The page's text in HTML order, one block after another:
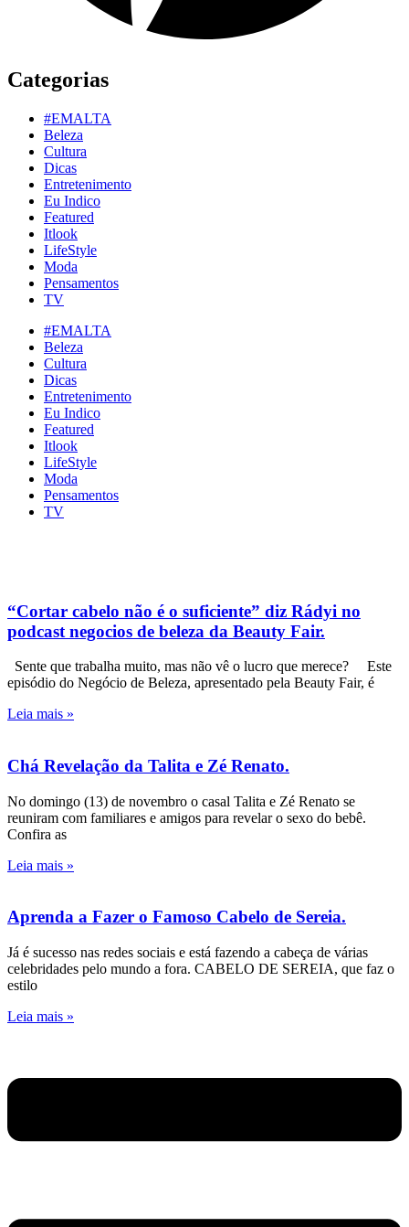
Categorias
#EMALTA
Beleza
Cultura
Dicas
Entretenimento
Eu Indico
Featured
Itlook
LifeStyle
Moda
Pensamentos
TV
#EMALTA
Beleza
Cultura
Dicas
Entretenimento
Eu Indico
Featured
Itlook
LifeStyle
Moda
Pensamentos
TV
“Cortar cabelo não é o suficiente” diz Rádyi no
podcast negocios de beleza da Beauty Fair.
Sente que trabalha muito, mas não vê o lucro que merece? Este
episódio do Negócio de Beleza, apresentado pela Beauty Fair, é
Leia mais »
Chá Revelação da Talita e Zé Renato.
No domingo (13) de novembro o casal Talita e Zé Renato se
reuniram com familiares e amigos para revelar o sexo do bebê.
Confira as
Leia mais »
Aprenda a Fazer o Famoso Cabelo de Sereia.
Já é sucesso nas redes sociais e está fazendo a cabeça de várias
celebridades pelo mundo a fora. CABELO DE SEREIA, que faz o
estilo
Leia mais »